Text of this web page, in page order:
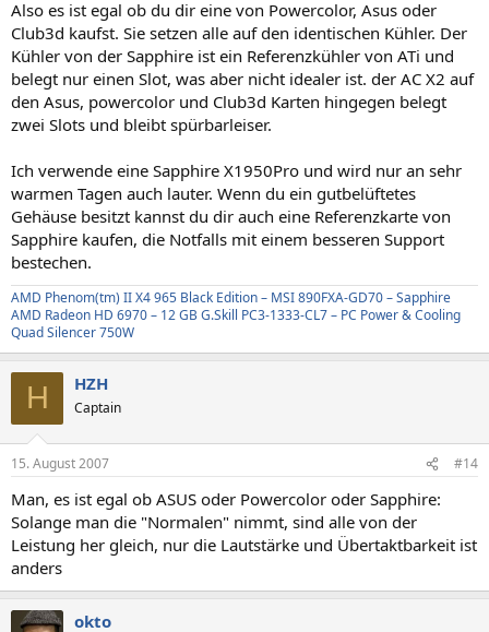
Also es ist egal ob du dir eine von Powercolor, Asus oder
Club3d kaufst. Sie setzen alle auf den identischen Kühler. Der
Kühler von der Sapphire ist ein Referenzkühler von ATi und
belegt nur einen Slot, was aber nicht idealer ist. der AC X2 auf
den Asus, powercolor und Club3d Karten hingegen belegt
zwei Slots und bleibt spürbarleiser.
Ich verwende eine Sapphire X1950Pro und wird nur an sehr
warmen Tagen auch lauter. Wenn du ein gutbelüftetes
Gehäuse besitzt kannst du dir auch eine Referenzkarte von
Sapphire kaufen, die Notfalls mit einem besseren Support
bestechen.
AMD Phenom(tm) II X4 965 Black Edition – MSI 890FXA-GD70 – Sapphire
AMD Radeon HD 6970 – 12 GB G.Skill PC3-1333-CL7 – PC Power & Cooling
Quad Silencer 750W
H HZH
Captain
15. August 2007 #14
Man, es ist egal ob ASUS oder Powercolor oder Sapphire:
Solange man die "Normalen" nimmt, sind alle von der
Leistung her gleich, nur die Lautstärke und Übertaktbarkeit ist
anders
okto